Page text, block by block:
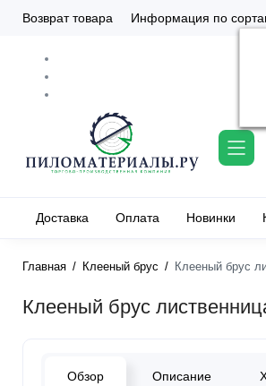
Возврат товара Информация по
Доставка Оплата Новинки
Главная Клееный брус Клееный брус
Клееный брус
Обзор Описание